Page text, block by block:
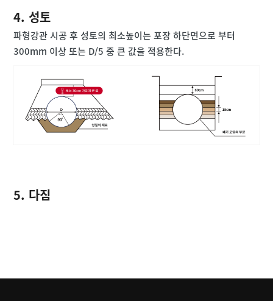
4. 성토
파형강관 시공 후 성토의 최소높이는 포장 하단면으로 부터
300mm 이상 또는 D/5 중 큰 값을 적용한다.
5. 다짐